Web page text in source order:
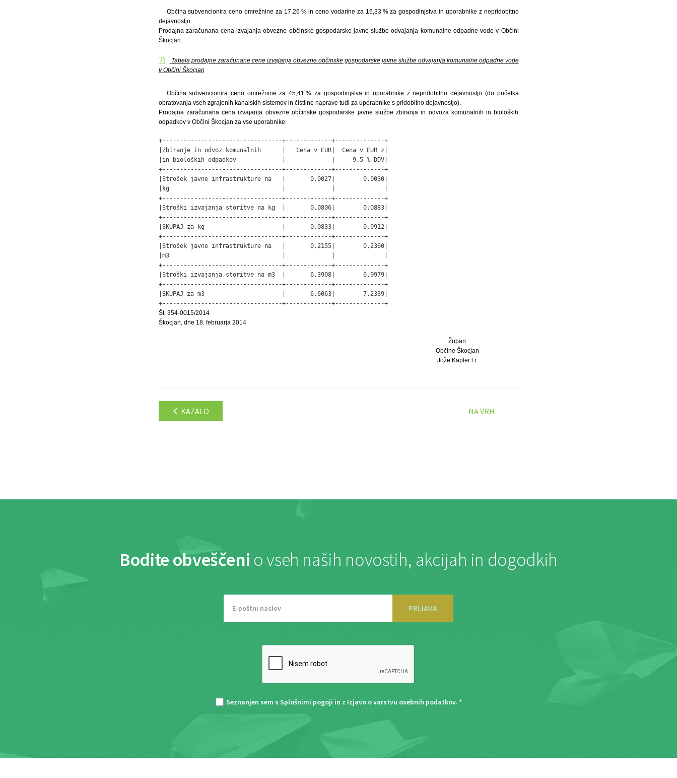
Občina subvencionira ceno omrežnine za 17,26 % in ceno vodarine za 16,33 % za gospodinjstva in uporabnike z nepridobitno
dejavnostjo.
Prodajna zaračunana cena izvajanja obvezne občinske gospodarske javne službe odvajanja komunalne odpadne vode v Občini
Škocjan:
Tabela prodajne zaračunane cene izvajanja obvezne občinske gospodarske javne službe odvajanja komunalne odpadne vode
v Občini Škocjan
Občina subvencionira ceno omrežnine za 45,41 % za gospodinjstva in uporabnike z nepridobitno dejavnostjo (do pričetka
obratovanja vseh zgrajenih kanalskih sistemov in čistilne naprave tudi za uporabnike s pridobitno dejavnostjo).
Prodajna zaračunana cena izvajanja obvezne občinske gospodarske javne službe zbiranja in odvoza komunalnih in bioloških
odpadkov v Občini Škocjan za vse uporabnike:
+----------------------------------+-------------+--------------+
|Zbiranje in odvoz komunalnih      |   Cena v EUR|  Cena v EUR z|
|in bioloških odpadkov             |             |     9,5 % DDV|
+----------------------------------+-------------+--------------+
|Strošek javne infrastrukture na   |       0,0027|        0,0030|
|kg                                |             |              |
+----------------------------------+-------------+--------------+
|Stroški izvajanja storitve na kg  |       0,0806|        0,0883|
+----------------------------------+-------------+--------------+
|SKUPAJ za kg                      |       0,0833|        0,0912|
+----------------------------------+-------------+--------------+
|Strošek javne infrastrukture na   |       0,2155|        0,2360|
|m3                                |             |              |
+----------------------------------+-------------+--------------+
|Stroški izvajanja storitve na m3  |       6,3908|        6,9979|
+----------------------------------+-------------+--------------+
|SKUPAJ za m3                      |       6,6063|        7,2339|
+----------------------------------+-------------+--------------+
Št. 354-0015/2014
Škocjan, dne 18. februarja 2014
Župan
Občine Škocjan
Jože Kapler l.r.
KAZALO NA VRH
Bodite obveščeni o vseh naših novostih, akcijah in dogodkih
PRIJAVA
Seznanjen sem s Splošnimi pogoji in z Izjavo o varstvu osebnih podatkov. *